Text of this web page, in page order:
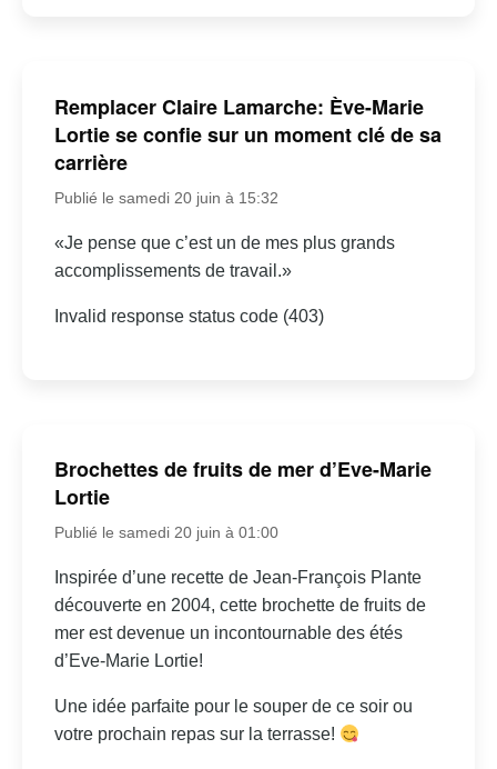
Remplacer Claire Lamarche: Ève-Marie
Lortie se confie sur un moment clé de sa
carrière
Publié le samedi 20 juin à 15:32
«Je pense que c’est un de mes plus grands
accomplissements de travail.»
Invalid response status code (403)
Brochettes de fruits de mer d’Eve-Marie
Lortie
Publié le samedi 20 juin à 01:00
Inspirée d’une recette de Jean-François Plante
découverte en 2004, cette brochette de fruits de
mer est devenue un incontournable des étés
d’Eve-Marie Lortie!
Une idée parfaite pour le souper de ce soir ou
votre prochain repas sur la terrasse!